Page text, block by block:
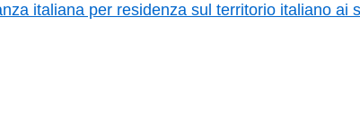
italiana per residenza sul territorio italiano ai